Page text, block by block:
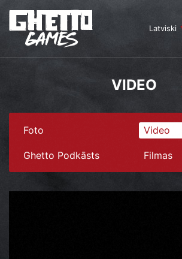
Latviski
VIDEO
Foto Video
Ghetto Podkāsts Filmas